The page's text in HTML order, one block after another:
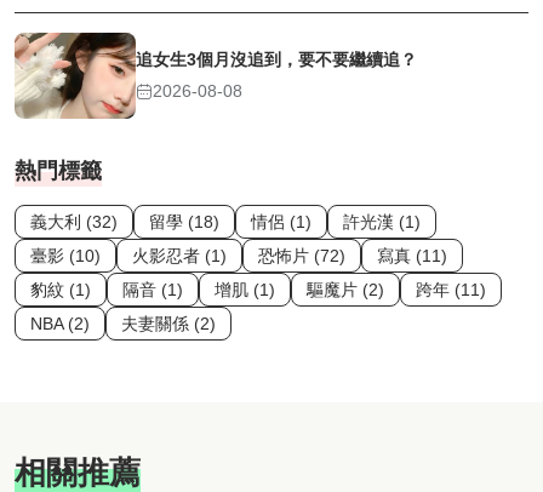
追女生3個月沒追到，要不要繼續追？
2026-08-08
熱門標籤
義大利 (32) 留學 (18) 情侶 (1)
許光漢 (1)
臺影 (10)
火影忍者 (1) 恐怖片 (72)
寫真 (11)
豹紋 (1)
隔音 (1) 增肌 (1) 驅魔片 (2)
跨年 (11)
NBA (2)
夫妻關係 (2)
相關推薦